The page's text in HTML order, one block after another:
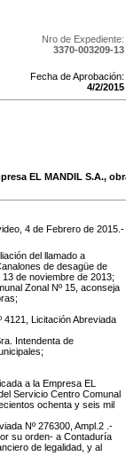
Nro de Expediente:
3370-003209-13
Fecha de Aprobación:
4/2/2015
EL MANDIL S.A.,
4 de Febrero de 2015 .-
del llamado a
de desagüe de
de noviembre de 2013;
Zonal Nº 15, aconseja
4121, Licitación Abreviada
Intendenta de
a la Empresa EL
Servicio Centro Comunal
ochenta y seis mil
Nº 276300 , Ampl.2 .-
su orden- a Contaduría
de legalidad, y al